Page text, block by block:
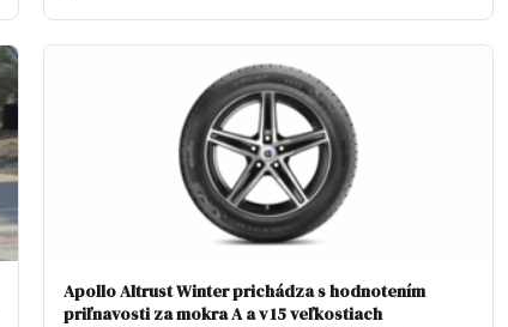
Apollo Altrust Winter prichádza s hodnotením
priľnavosti za mokra A a v 15 veľkostiach